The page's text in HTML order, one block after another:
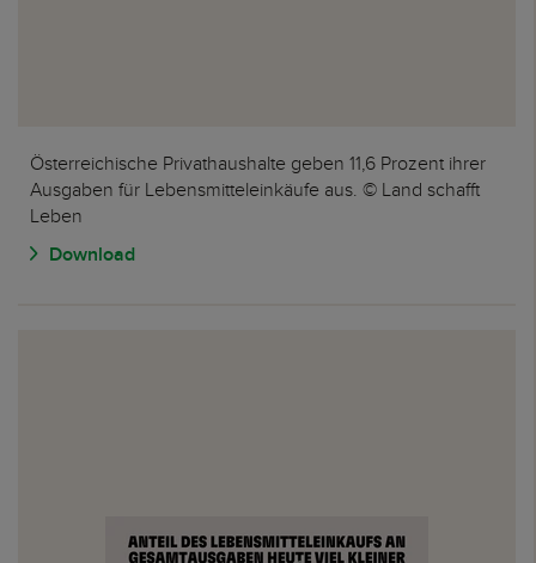
Österreichische Privathaushalte geben 11,6 Prozent ihrer
Ausgaben für Lebensmitteleinkäufe aus. © Land schafft
Leben
Download